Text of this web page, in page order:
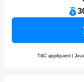
T&C appliquent |